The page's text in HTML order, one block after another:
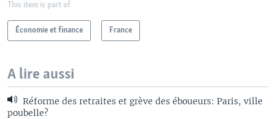
This item is part of
Économie et finance France
A lire aussi
Réforme des retraites et grève des éboueurs: Paris, ville
poubelle?